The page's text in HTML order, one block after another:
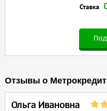
Ставка
Отзывы о
Ольга Ивановна